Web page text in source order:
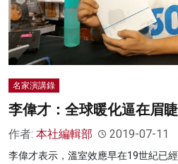
名家演講錄
李偉才：全球暖化逼在眉
作者: 本社編輯部 2019-07-11
李偉才表示，溫室效應早在19世紀已